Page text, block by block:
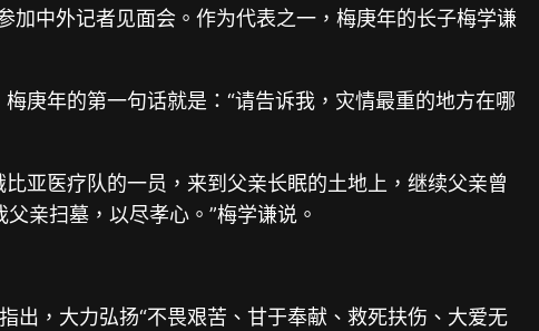
加中外记者见面会。作为代表之一，梅庚年的长子梅学谦
庚年的第一句话就是：“请告诉我，灾情最重的地方在哪
亚医疗队的一员，来到父亲长眠的土地上，继续父亲曾
亲扫墓，以尽孝心。”梅学谦说。
出，大力弘扬“不畏艰苦、甘于奉献、救死扶伤、大爱无